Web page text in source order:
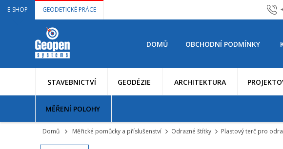
E-SHOP GEODETICKÉ PRÁCE
DOMŮ OBCHODNÍ PODMÍNKY
STAVEBNICTVÍ GEODÉZIE ARCHITEKTURA
MĚŘENÍ POLOHY
Domů Měřické pomůcky a příslušenství Odrazné štítky Plastový terč pro